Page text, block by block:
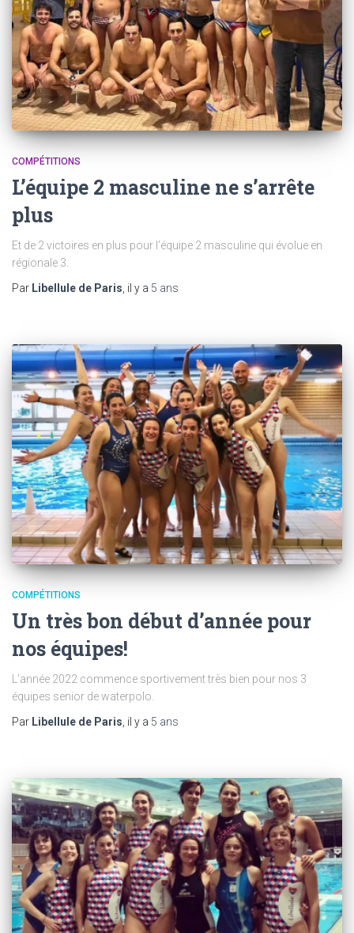
COMPÉTITIONS
L’équipe 2 masculine ne s’arrête
plus
Et de 2 victoires en plus pour l’équipe 2 masculine qui évolue en
régionale 3.
Par Libellule de Paris , il y a 5 ans
COMPÉTITIONS
Un très bon début d’année pour
nos équipes!
L’année 2022 commence sportivement très bien pour nos 3
équipes senior de waterpolo.
Par Libellule de Paris, il y a 5 ans